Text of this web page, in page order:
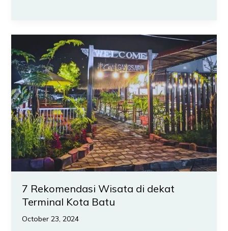
7 Rekomendasi Wisata di dekat
Terminal Kota Batu
October 23, 2024
Rekomendasi
Wisata
di
dekat
Terminal
Kota
Batu